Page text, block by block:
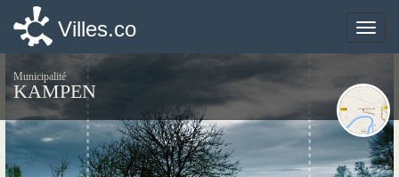
Toggle
Villes.co
Municipalité
KAMPEN
Toggle
Villes.co